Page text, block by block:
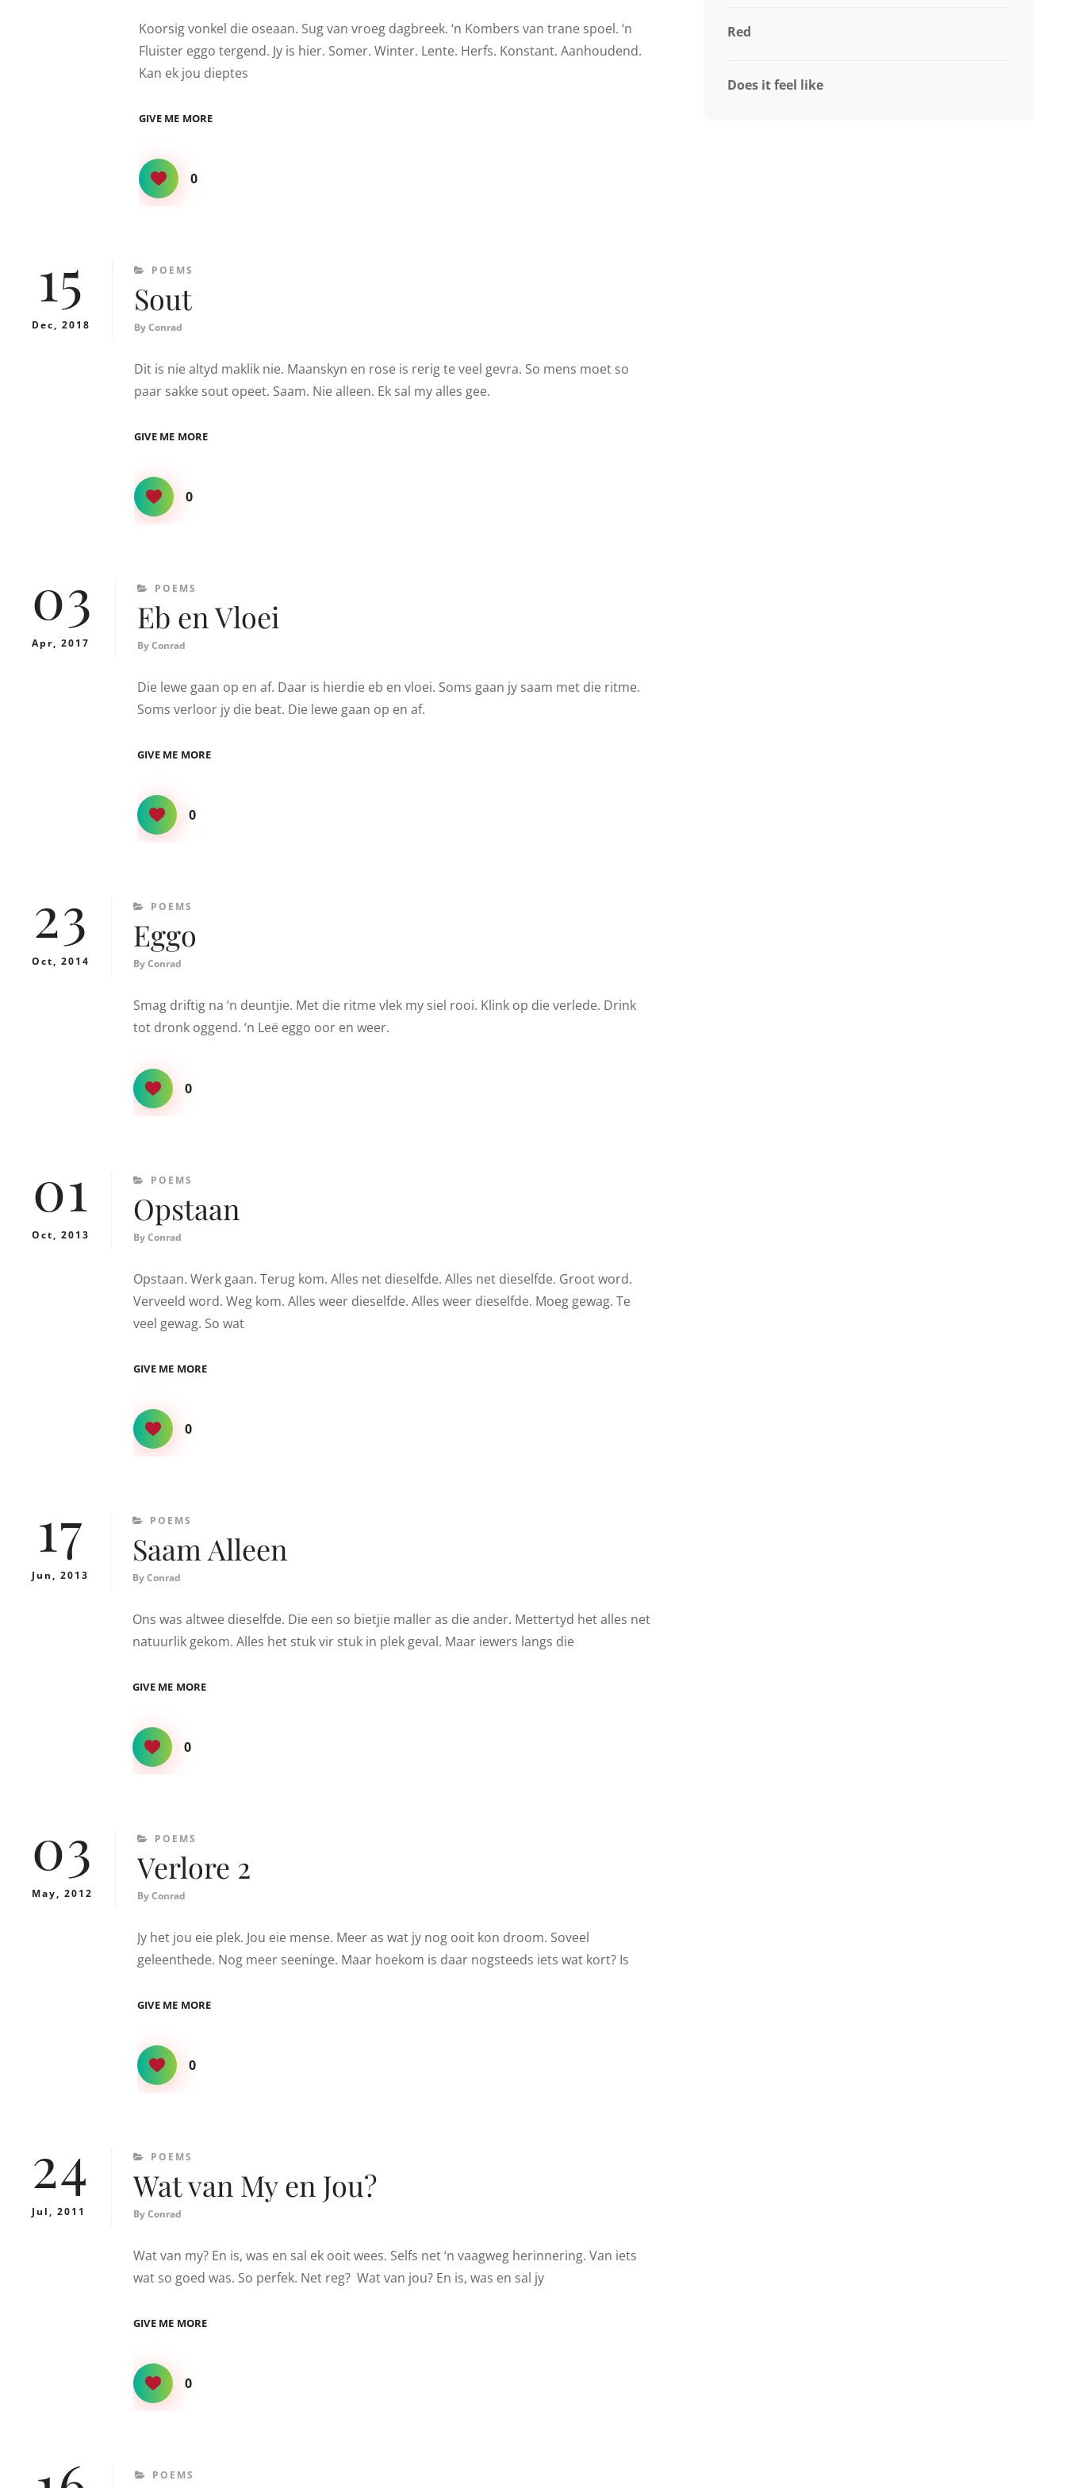
Koorsig vonkel die oseaan. Sug van vroeg dagbreek. ‘n Kombers van trane spoel. ‘n
Fluister eggo tergend. Jy is hier. Somer. Winter. Lente. Herfs. Konstant. Aanhoudend.
Kan ek jou dieptes
GIVE ME MOREOSEAAN
0
15
Dec, 2018
CATEGORIES
POEMS
Sout
ByConrad
Dit is nie altyd maklik nie. Maanskyn en rose is rerig te veel gevra. So mens moet so
paar sakke sout opeet. Saam. Nie alleen. Ek sal my alles gee.
GIVE ME MORESOUT
0
03
Apr, 2017
CATEGORIES
POEMS
Eb en Vloei
ByConrad
Die lewe gaan op en af. Daar is hierdie eb en vloei. Soms gaan jy saam met die ritme.
Soms verloor jy die beat. Die lewe gaan op en af.
GIVE ME MOREEB
0
23
Oct, 2014
CATEGORIES
POEMS
Eggo
ByConrad
Smag driftig na ‘n deuntjie. Met die ritme vlek my siel rooi. Klink op die verlede. Drink
tot dronk oggend. ‘n Leë eggo oor en weer.
0
01
Oct, 2013
CATEGORIES
POEMS
Opstaan
ByConrad
Opstaan. Werk gaan. Terug kom. Alles net dieselfde. Alles net dieselfde. Groot word.
Verveeld word. Weg kom. Alles weer dieselfde. Alles weer dieselfde. Moeg gewag. Te
veel gewag. So wat
GIVE ME MOREOPSTAAN
0
17
Jun, 2013
CATEGORIES
POEMS
Saam Alleen
ByConrad
Ons was altwee dieselfde. Die een so bietjie maller as die ander. Mettertyd het alles net
natuurlik gekom. Alles het stuk vir stuk in plek geval. Maar iewers langs die
GIVE ME MORESAAM
0
03
May, 2012
CATEGORIES
POEMS
Verlore 2
ByConrad
Jy het jou eie plek. Jou eie mense. Meer as wat jy nog ooit kon droom. Soveel
geleenthede. Nog meer seeninge. Maar hoekom is daar nogsteeds iets wat kort? Is
GIVE ME MOREVERLORE
0
24
Jul, 2011
CATEGORIES
POEMS
Wat van My en Jou?
ByConrad
Wat van my? En is, was en sal ek ooit wees. Selfs net ‘n vaagweg herinnering. Van iets
wat so goed was. So perfek. Net reg? Wat van jou? En is, was en sal jy
GIVE ME MOREWAT
0
CATEGORIES
POEMS
Red
Does it feel like